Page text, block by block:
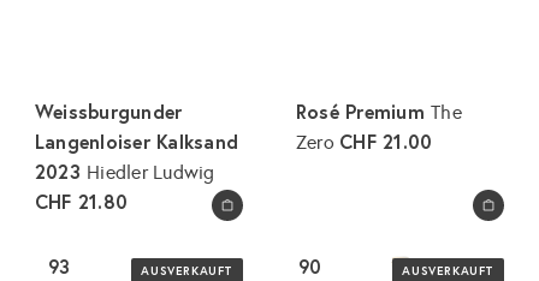
s
In den Warenkorb legen
Weissburgunder
Langenloiser Kalksand
2023 Hiedler Ludwig
CHF 21.80 In den Warenkorb legen
Rosé PremiumThe
Zero CHF 21.00
AUSVERKAUFT
93 AUSVERKAUFT
90